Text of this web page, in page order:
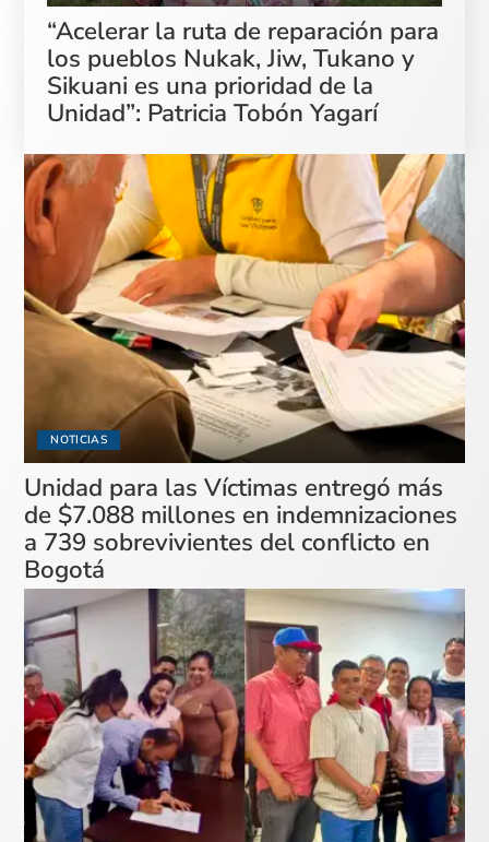
“Acelerar la ruta de reparación para
los pueblos Nukak, Jiw, Tukano y
Sikuani es una prioridad de la
Unidad”: Patricia Tobón Yagarí
NOTICIAS
Unidad para las Víctimas entregó más
de $7.088 millones en indemnizaciones
a 739 sobrevivientes del conflicto en
Bogotá